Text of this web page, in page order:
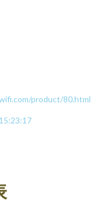
product/80.html